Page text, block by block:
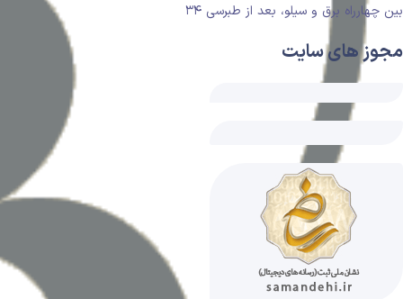
بین چهارراه برق و سیلو، بعد از طبرسی ۳۴
مجوز های سایت